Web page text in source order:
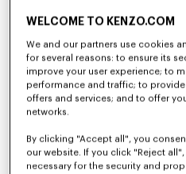
WELCOME TO KENZO.COM
We and our partners use cookies
for several reasons: to ensure its
improve your user experience; to
performance and traffic; to
offers and services; and to offer
networks.
By clicking "Accept all", you
our website. If you click "Reject
necessary for the security and